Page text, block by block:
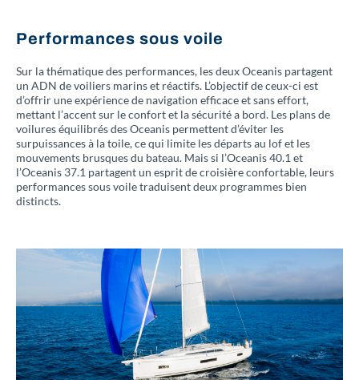
Performances sous voile
Sur la thématique des performances, les deux Oceanis partagent
un ADN de voiliers marins et réactifs. L’objectif de ceux-ci est
d’offrir une expérience de navigation efficace et sans effort,
mettant l’accent sur le confort et la sécurité a bord. Les plans de
voilures équilibrés des Oceanis permettent d’éviter les
surpuissances à la toile, ce qui limite les départs au lof et les
mouvements brusques du bateau. Mais si l’Oceanis 40.1 et
l’Oceanis 37.1 partagent un esprit de croisière confortable, leurs
performances sous voile traduisent deux programmes bien
distincts.